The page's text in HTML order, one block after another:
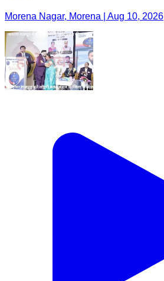
Morena Nagar, Morena | Aug 10, 2026